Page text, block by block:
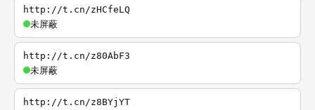
http://t.cn/zHCfeLQ
未屏蔽
http://t.cn/z80AbF3
未屏蔽
http://t.cn/z8BYjYT